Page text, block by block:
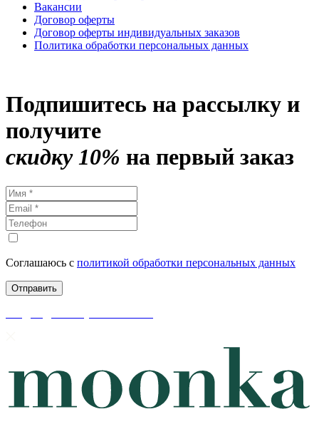
Вакансии
Договор оферты
Договор оферты индивидуальных заказов
Политика обработки персональных данных
Подпишитесь на рассылку и
получите
скидку 10% на первый заказ
Соглашаюсь с политикой обработки персональных данных